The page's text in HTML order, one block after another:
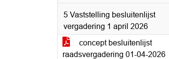
5 Vaststelling besluitenlijst
vergadering 1 april 2026
concept besluitenlijst
raadsvergadering 01-04-2026